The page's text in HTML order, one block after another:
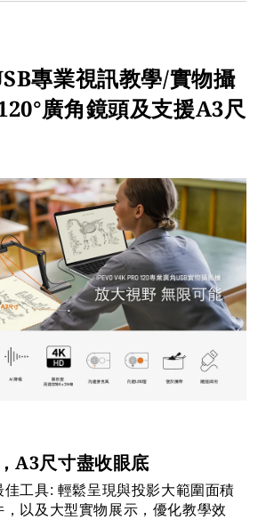
專業視訊教學/實物攝
廣角鏡頭及支援A3尺
A3尺寸盡收眼底
工具: 輕鬆呈現與投影大範圍面積
，以及大型實物展示，優化教學效